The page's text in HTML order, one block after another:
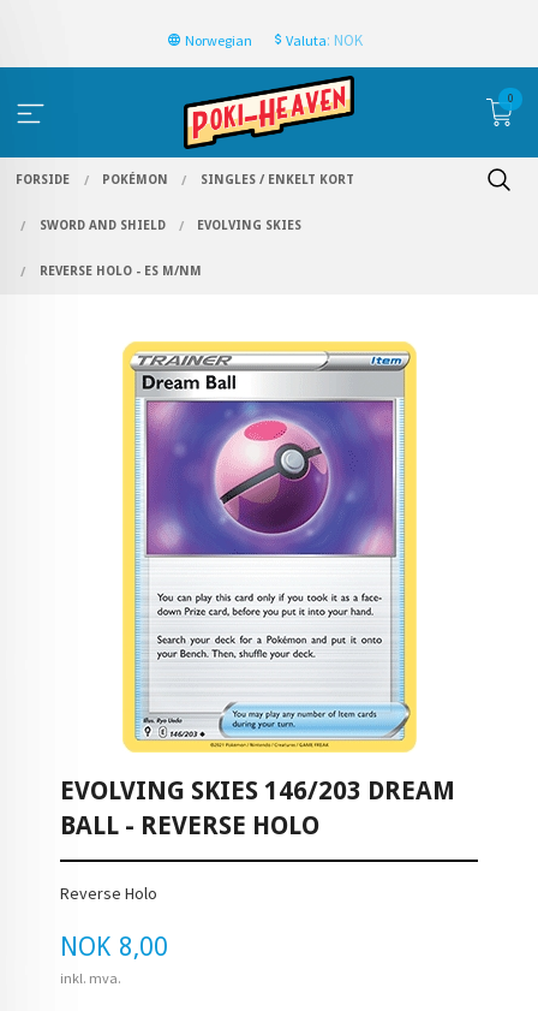
Norwegian Valuta: NOK
0
FORSIDE POKÉMON SINGLES / ENKELT KORT
SWORD AND SHIELD EVOLVING SKIES
REVERSE HOLO - ES M/NM
EVOLVING SKIES 146/203 DREAM
BALL - REVERSE HOLO
Reverse Holo
Pris
NOK 8,00
inkl. mva.